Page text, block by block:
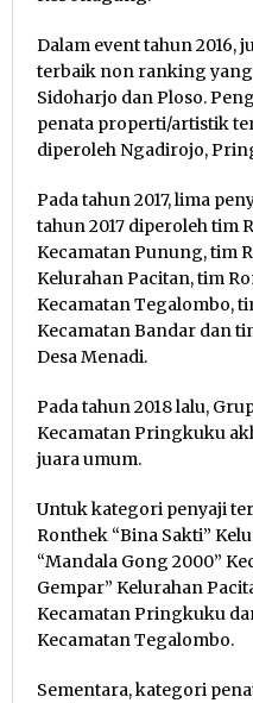
Dalam event tahun 2016,
terbaik non ranking
Sidoharjo dan Ploso.
penata properti/artistik
diperoleh Ngadirojo,
Pada tahun 2017, lima
tahun 2017 diperoleh tim
Kecamatan Punung, tim
Kelurahan Pacitan, tim
Kecamatan Tegalombo,
Kecamatan Bandar dan
Desa Menadi.
Pada tahun 2018 lalu,
Kecamatan Pringkuku
juara umum.
Untuk kategori penyaji
Ronthek “Bina Sakti”
“Mandala Gong 2000”
Gempar” Kelurahan
Kecamatan Pringkuku
Kecamatan Tegalombo.
Sementara, kategori